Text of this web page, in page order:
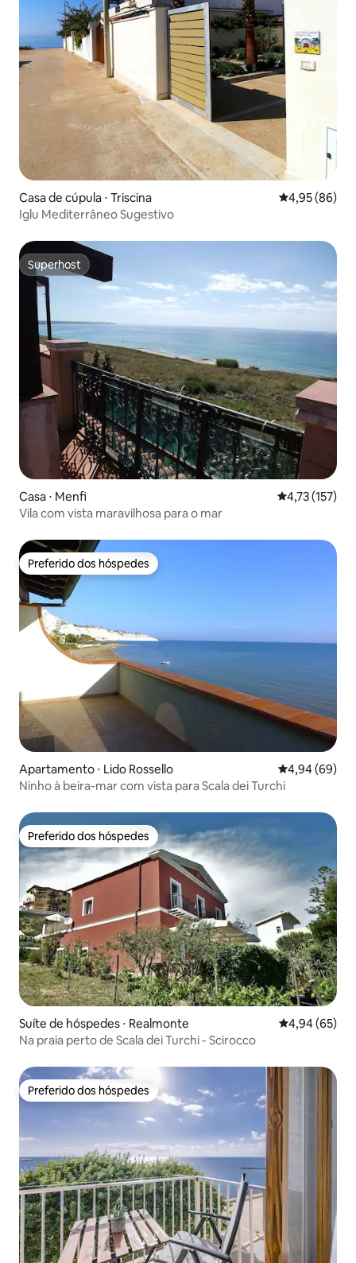
Casa de cúpula ⋅ Triscina 4,95 de uma
4,95 (86)
Iglu Mediterrâneo Sugestivo
Superhost
Superhost
Casa ⋅ Menfi 4,73 de uma
4,73 (157)
Vila com vista maravilhosa para o mar
Preferido dos hóspedes
Preferido dos hóspedes
Apartamento ⋅ Lido Rossello 4,94 de uma
4,94 (69)
Ninho à beira-mar com vista para Scala dei Turchi
Preferido dos hóspedes
Preferido dos hóspedes
Suíte de hóspedes ⋅ Realmonte 4,94 de uma
4,94 (65)
Na praia perto de Scala dei Turchi - Scirocco
Preferido dos hóspedes
Preferido dos hóspedes